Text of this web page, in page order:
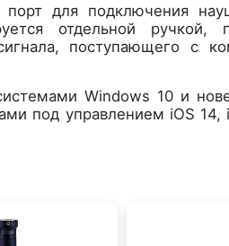
порт для подключения
отдельной
поступающего с
Windows 10 и
под управлением iOS 14,